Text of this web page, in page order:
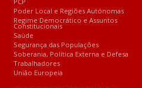
Poder Local e Regiões Autónomas
Regime Democrático e Assuntos
Constitucionais
Saúde
Segurança das Populações
Soberania, Política Externa e Defesa
Trabalhadores
União Europeia